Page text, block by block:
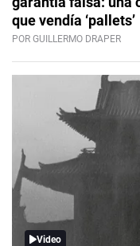
que vendía ‘pallets’
POR GUILLERMO DRAPER
Video